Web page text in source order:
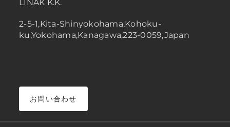
LINAK K.K.
2-5-1,Kita-Shinyokohama,Kohoku-
ku,Yokohama,Kanagawa,223-0059,Japan
お問い合わせ